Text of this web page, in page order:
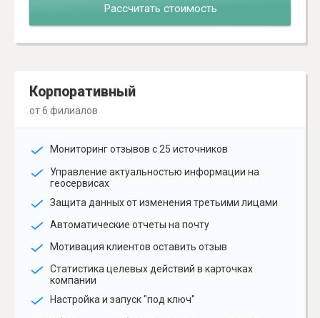
Рассчитать стоимость
Корпоративный
от 6 филиалов
Мониторинг отзывов с 25 источников
Управление актуальностью информации на
геосервисах
Защита данных от изменения третьими лицами
Автоматические отчеты на почту
Мотивация клиентов оставить отзыв
Статистика целевых действий в карточках
компании
Настройка и запуск "под ключ"